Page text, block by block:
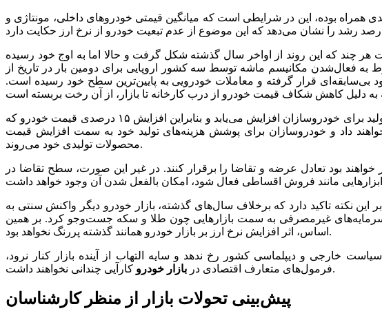
می‌دهد که نوسانات بازار ارز در بازه زمانی یک‌ماهه یعنی از هشتم مرداد ماه تا روز گذشته با رشد ۱۳.۳ درصدی همراه بوده، این در شرایطی است که میانگین قیمتی خودروهای داخلی، مونتاژی و
هر چند که این روند از اواخر سال گذشته شکل گرفت و حالا اما به اوج خود رسیده
به فعال‌شدن مکانیسم ماشه توسط سه کشور اروپایی برای دومین بار در تاریخ از
بی‌سابقه‌ای قرار گرفته و معاملات خودرویی به پایین‌ترین سطح خود رسیده است.
با این حال پیش‌بینی می‌شود که اگر روند نرخ ارز کماکان صعودی باشد، طبیعتا با افزایش نرخ مواد اولیه و قطعات، هزینه تولید برای خودروسازان افزایش می‌یابد و بنابراین افزایش ۱۵ درصدی قیمت خودرو که
را از دست خواهند داد و خودروسازان برای پوشش هزینه‌های تولید خود به سمت افزایش قیمت
محصولات تولیدی خود می‌روند.
بود تعادل عرضه و تقاضا را برقرار کنند. در غیر این صورت، سطح تقاضا در
این نکته تاکید دارد که برخلاف سال‌های گذشته، بازار خودرو دیگر واکنش سنتی به
غیرمصرفی به سمت بازارهایی چون طلا و سکه جست‌وجو کرد. بر همین
اساس، اثر افزایش نرخ ارز بر بازار خودرو همانند گذشته پررنگ نخواهد بود.
خارجی و دیپلماسی کشور رخ ندهد و سایه التهاب از آینده بازار کنار نرود،
فرمول‌های متعارف اقتصادی در بازار خودرو کارآیی چندانی نخواهند داشت.
پیش‌بینی تحولات بازار از منظر کارشناسان